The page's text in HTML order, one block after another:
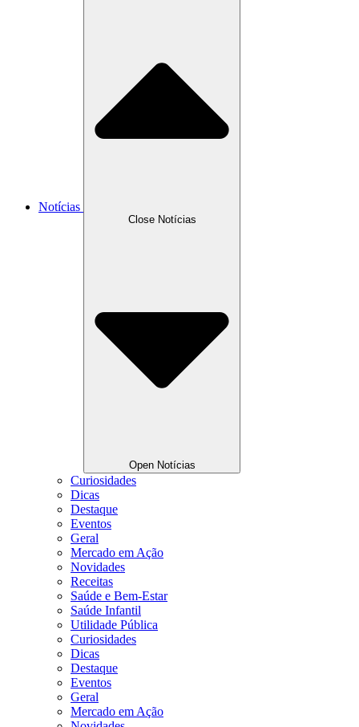
Notícias
Close Notícias
Open Notícias
Curiosidades
Dicas
Destaque
Eventos
Geral
Mercado em Ação
Novidades
Receitas
Saúde e Bem-Estar
Saúde Infantil
Utilidade Pública
Curiosidades
Dicas
Destaque
Eventos
Geral
Mercado em Ação